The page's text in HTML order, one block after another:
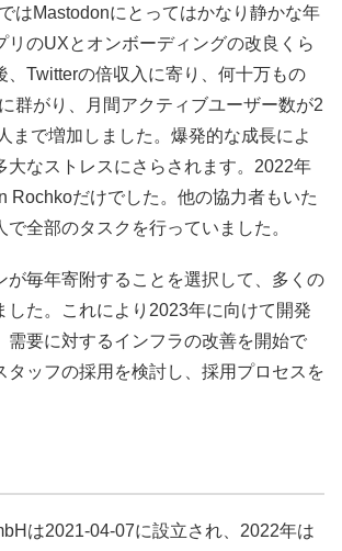
はMastodonにとってはかなり静かな年
リのUXとオンボーディングの改良くら
、Twitterの倍収入に寄り、何十万もの
群がり、月間アクティブユーザー数が2
まで増加しました。爆発的な成長によ
大なストレスにさらされます。2022年
Rochkoだけでした。他の協力者もいた
で全部のタスクを行っていました。
が毎年寄附することを選択して、多くの
した。これにより2023年に向けて開発
需要に対するインフラの改善を開始で
タッフの採用を検討し、採用プロセスを
は2021-04-07に設立され、2022年は